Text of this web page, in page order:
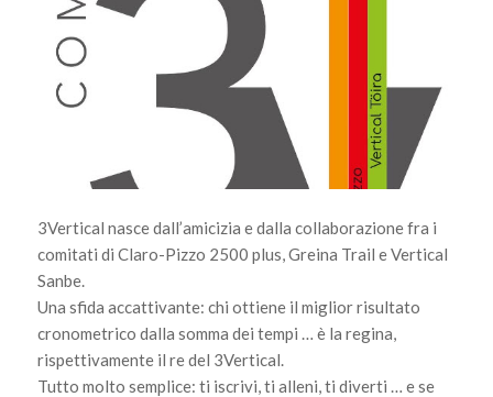
3Vertical nasce dall’amicizia e dalla collaborazione fra i
comitati di Claro-Pizzo 2500 plus, Greina Trail e Vertical
Sanbe.
Una sfida accattivante: chi ottiene il miglior risultato
cronometrico dalla somma dei tempi … è la regina,
rispettivamente il re del 3Vertical.
Tutto molto semplice: ti iscrivi, ti alleni, ti diverti … e se